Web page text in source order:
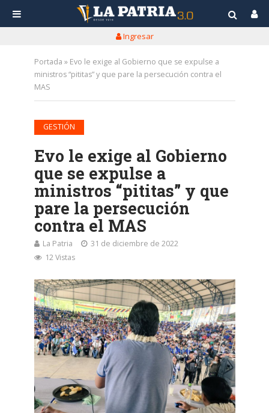
Ingresar
Portada » Evo le exige al Gobierno que se expulse a
ministros “pititas” y que pare la persecución contra el
MAS
GESTIÓN
Evo le exige al Gobierno
que se expulse a
ministros “pititas” y que
pare la persecución
contra el MAS
La Patria
31 de diciembre de 2022
12 Vistas